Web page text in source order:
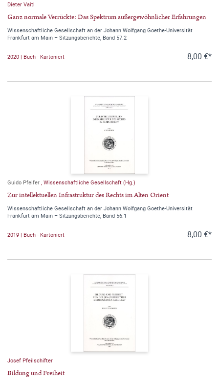
Dieter Vaitl
Ganz normale Verrückte: Das Spektrum außergewöhnlicher Erfahrungen
Wissenschaftliche Gesellschaft an der Johann Wolfgang Goethe-Universität
Frankfurt am Main – Sitzungsberichte, Band 57.2
2020 | Buch - Kartoniert 8,00 €*
Guido Pfeifer , Wissenschaftliche Gesellschaft (Hg.)
Zur intellektuellen Infrastruktur des Rechts im Alten Orient
Wissenschaftliche Gesellschaft an der Johann Wolfgang Goethe-Universität
Frankfurt am Main – Sitzungsberichte, Band 56.1
2019 | Buch - Kartoniert 8,00 €*
Josef Pfeilschifter
Bildung und Freiheit